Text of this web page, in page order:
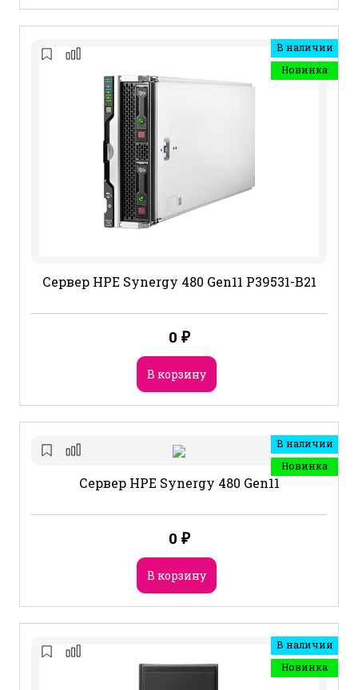
В наличии
Новинка
Сервер HPE Synergy 480 Gen11 P39531-B21
0 ₽
В корзину
В наличии
Новинка
Сервер HPE Synergy 480 Gen11
0 ₽
В корзину
В наличии
Новинка